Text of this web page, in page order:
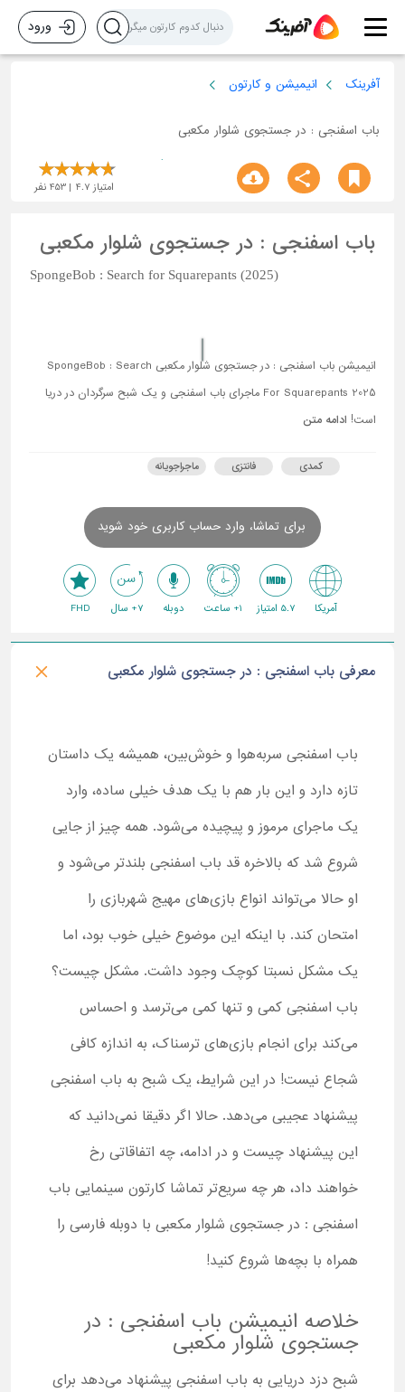
ورود
آفرینک انیمیشن و کارتون
باب اسفنجی : در جستجوی شلوار مکعبی
امتیاز 4.7
453 نفر
باب اسفنجی : در جستجوی شلوار مکعبی
SpongeBob : Search for Squarepants (2025)
انیمیشن باب اسفنجی : در جستجوی شلوار مکعبی SpongeBob : Search
For Squarepants 2025 ماجرای باب اسفنجی و یک شبح سرگردان در دریا
است! ادامه متن
کمدی فانتزی ماجراجویانه
برای تماشا، وارد حساب کاربری خود شوید
آمریکا 5.7 امتیاز 1+ ساعت دوبله 7+ سال FHD
معرفی باب اسفنجی : در جستجوی شلوار مکعبی
باب اسفنجی سربه‌هوا و خوش‌بین، همیشه یک داستان
تازه دارد و این بار هم با یک هدف خیلی ساده، وارد
یک ماجرای مرموز و پیچیده می‌شود. همه چیز از جایی
شروع شد که بالاخره قد باب اسفنجی بلندتر می‌شود و
او حالا می‌تواند انواع بازی‌های مهیج شهربازی را
امتحان کند. با اینکه این موضوع خیلی خوب بود، اما
یک مشکل نسبتا کوچک وجود داشت. مشکل چیست؟
باب اسفنجی کمی و تنها کمی می‌ترسد و احساس
می‌کند برای انجام بازی‌های ترسناک، به ‌اندازه کافی
شجاع نیست! در این شرایط، یک شبح به باب اسفنجی
پیشنهاد عجیبی می‌دهد. حالا اگر دقیقا نمی‌دانید که
این پیشنهاد چیست و در ادامه، چه اتفاقاتی رخ
خواهند داد، هر چه سریع‌تر تماشا کارتون سینمایی باب
اسفنجی : در جستجوی شلوار مکعبی با دوبله فارسی را
همراه با بچه‌ها شروع کنید!
خلاصه انیمیشن باب اسفنجی : در
جستجوی شلوار مکعبی
شبح دزد دریایی به باب اسفنجی پیشنهاد می‌دهد برای